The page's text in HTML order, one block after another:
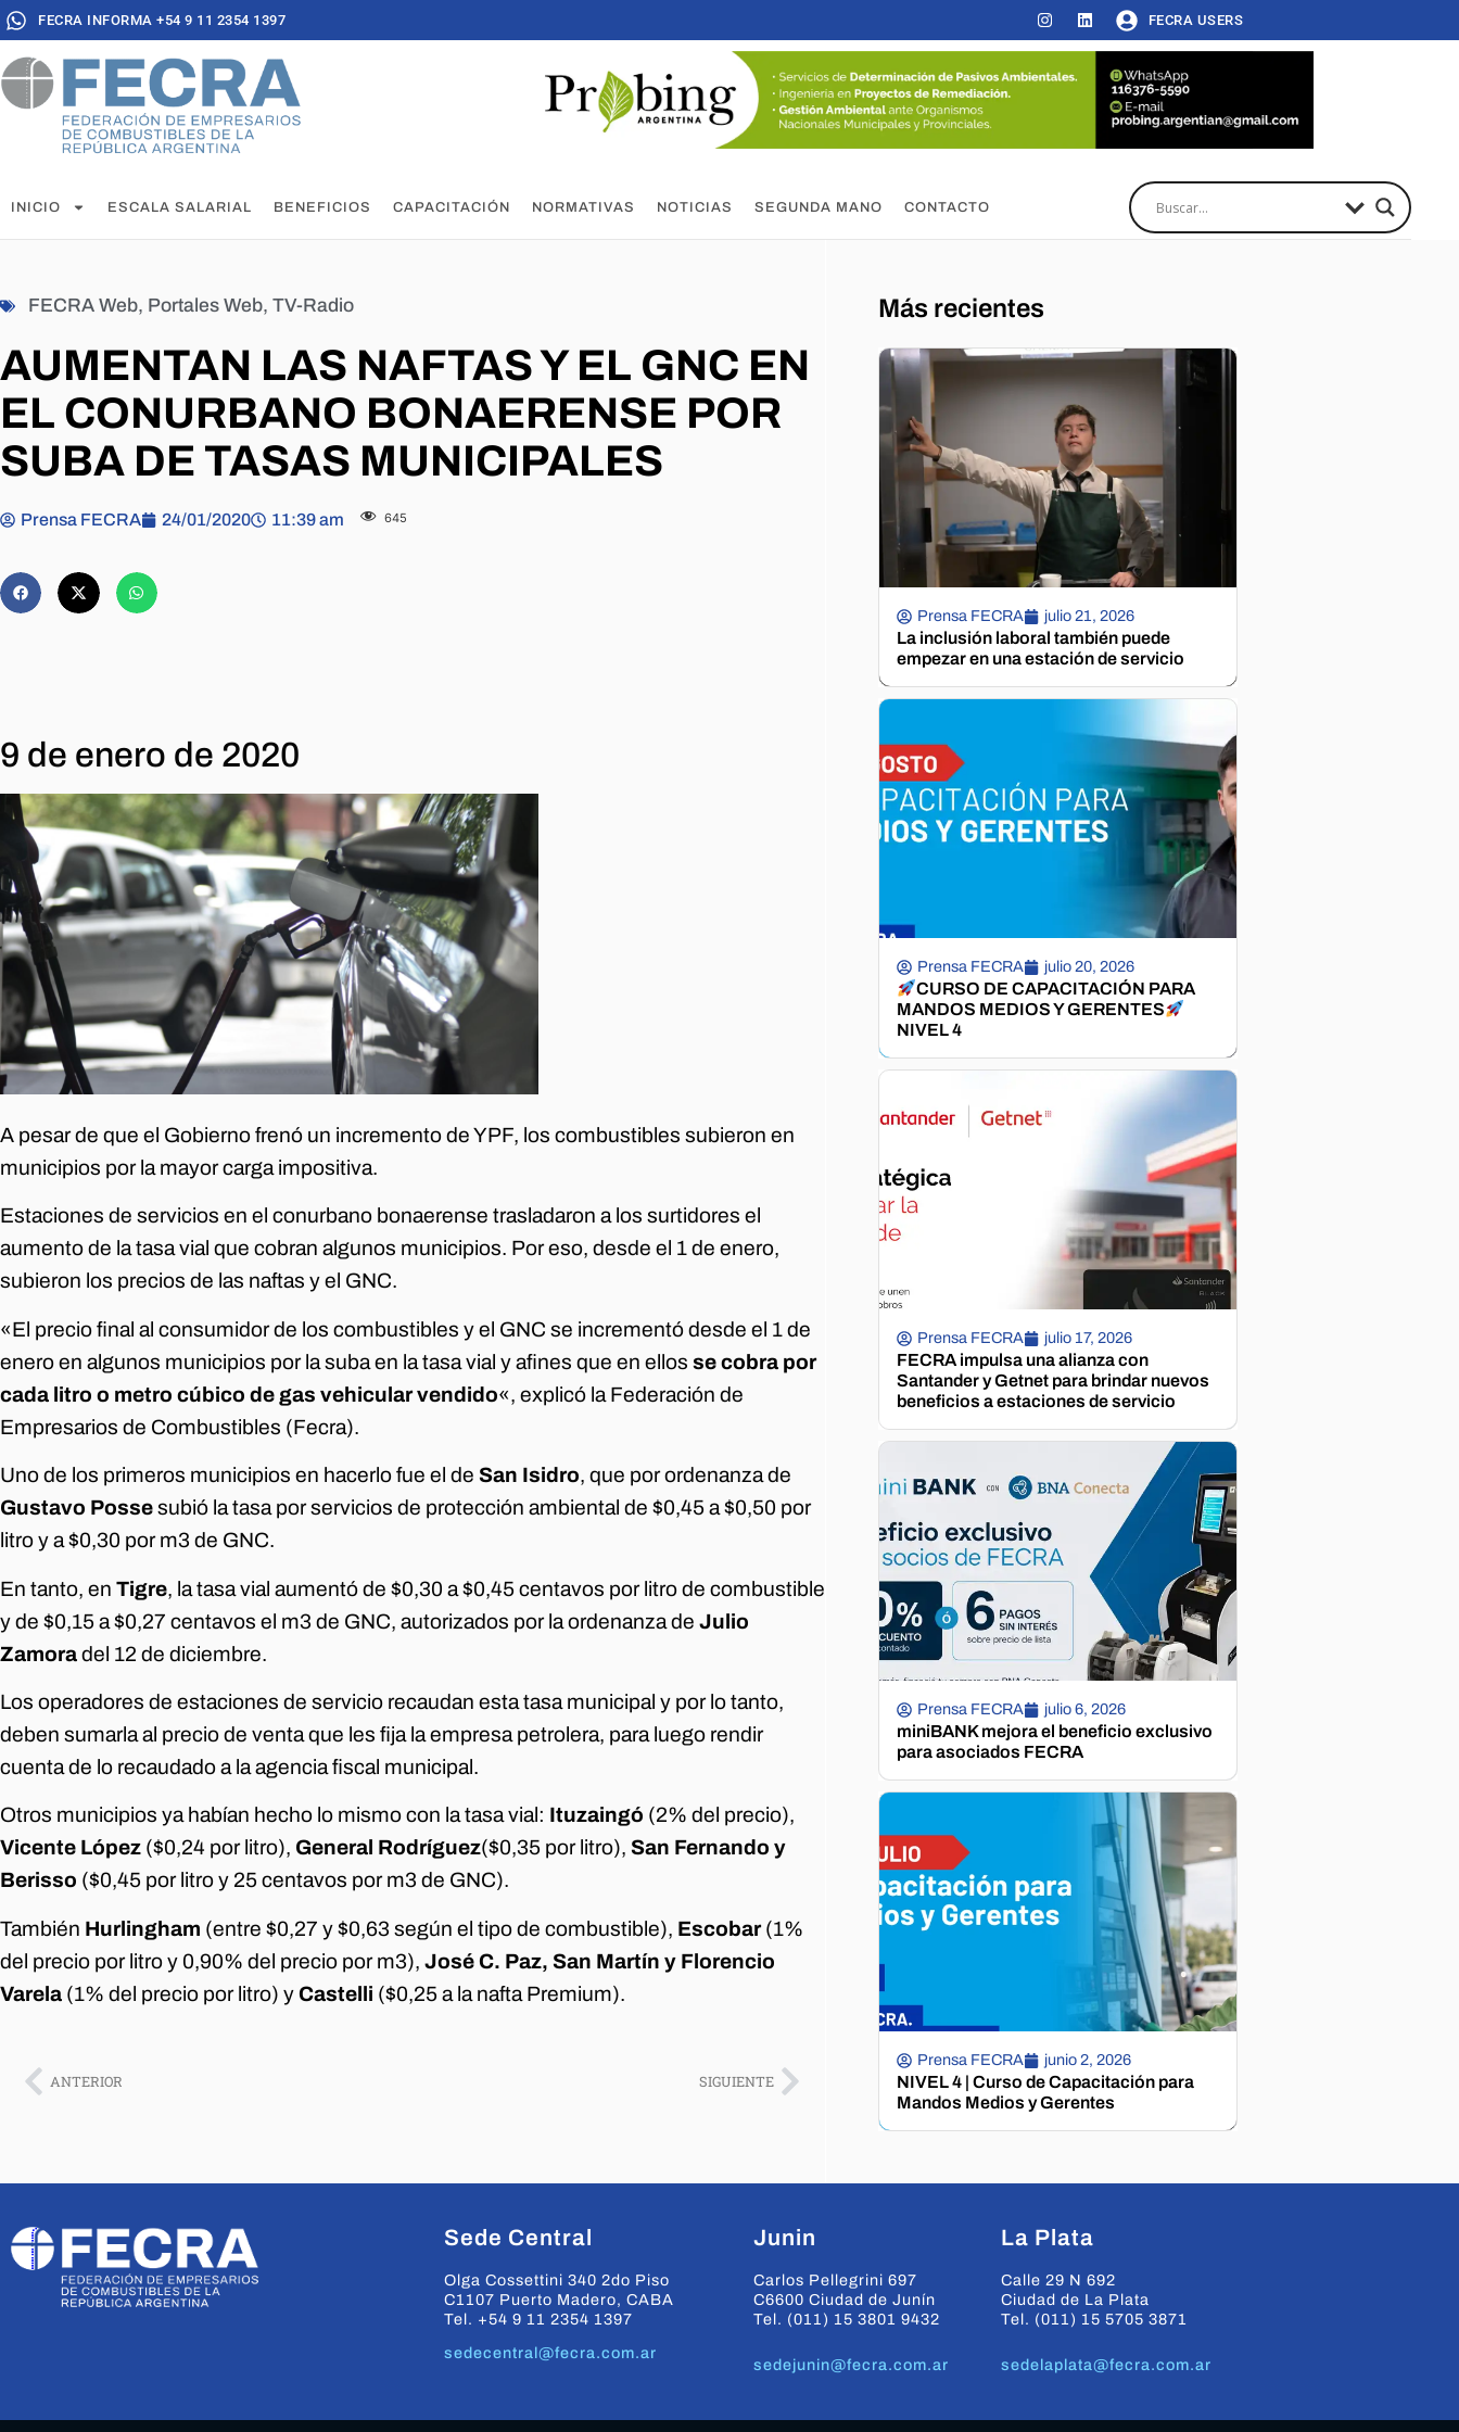
FECRA INFORMA +54 9 11 2354 1397 FECRA USERS
INICIO ESCALA SALARIAL BENEFICIOS CAPACITACIÓN NORMATIVAS NOTICIAS SEGUNDA MANO CONTACTO
FECRA Web, Portales Web, TV-Radio
AUMENTAN LAS NAFTAS Y EL GNC EN
EL CONURBANO BONAERENSE POR
SUBA DE TASAS MUNICIPALES
Prensa FECRA 24/01/2020 11:39 am 645
9 de enero de 2020
A pesar de que el Gobierno frenó un incremento de YPF, los combustibles subieron en
municipios por la mayor carga impositiva.
Estaciones de servicios en el conurbano bonaerense trasladaron a los surtidores el
aumento de la tasa vial que cobran algunos municipios. Por eso, desde el 1 de enero,
subieron los precios de las naftas y el GNC.
«El precio final al consumidor de los combustibles y el GNC se incrementó desde el 1 de
enero en algunos municipios por la suba en la tasa vial y afines que en ellos se cobra por
cada litro o metro cúbico de gas vehicular vendido«, explicó la Federación de
Empresarios de Combustibles (Fecra).
Uno de los primeros municipios en hacerlo fue el de San Isidro, que por ordenanza de
Gustavo Possesubió la tasa por servicios de protección ambiental de $0,45 a $0,50 por
litro y a $0,30 por m3 de GNC.
En tanto, en Tigre, la tasa vial aumentó de $0,30 a $0,45 centavos por litro de combustible
y de $0,15 a $0,27 centavos el m3 de GNC, autorizados por la ordenanza de Julio
Zamoradel 12 de diciembre.
Los operadores de estaciones de servicio recaudan esta tasa municipal y por lo tanto,
deben sumarla al precio de venta que les fija la empresa petrolera, para luego rendir
cuenta de lo recaudado a la agencia fiscal municipal.
Otros municipios ya habían hecho lo mismo con la tasa vial: Ituzaingó (2% del precio),
Vicente López ($0,24 por litro), General Rodríguez($0,35 por litro), San Fernando y
Berisso ($0,45 por litro y 25 centavos por m3 de GNC).
También Hurlingham (entre $0,27 y $0,63 según el tipo de combustible), Escobar(1%
del precio por litro y 0,90% del precio por m3), José C. Paz, San Martín y Florencio
Varela (1% del precio por litro) yCastelli ($0,25 a la nafta Premium).
ANTERIOR SIGUIENTE
Más recientes
Prensa FECRA julio 21, 2026
La inclusión laboral también puede
empezar en una estación de servicio
Prensa FECRA julio 20, 2026
CURSO DE CAPACITACIÓN PARA
MANDOS MEDIOS Y GERENTES
NIVEL 4
Prensa FECRA julio 17, 2026
FECRA impulsa una alianza con
Santander y Getnet para brindar nuevos
beneficios a estaciones de servicio
Prensa FECRA julio 6, 2026
miniBANK mejora el beneficio exclusivo
para asociados FECRA
Prensa FECRA junio 2, 2026
NIVEL 4 | Curso de Capacitación para
Mandos Medios y Gerentes
Sede Central
Olga Cossettini 340 2do Piso
C1107 Puerto Madero, CABA
Tel. +54 9 11 2354 1397
sedecentral@fecra.com.ar
Junin
Carlos Pellegrini 697
C6600 Ciudad de Junín
Tel. (011) 15 3801 9432
sedejunin@fecra.com.ar
La Plata
Calle 29 N 692
Ciudad de La Plata
Tel. (011) 15 5705 3871
sedelaplata@fecra.com.ar